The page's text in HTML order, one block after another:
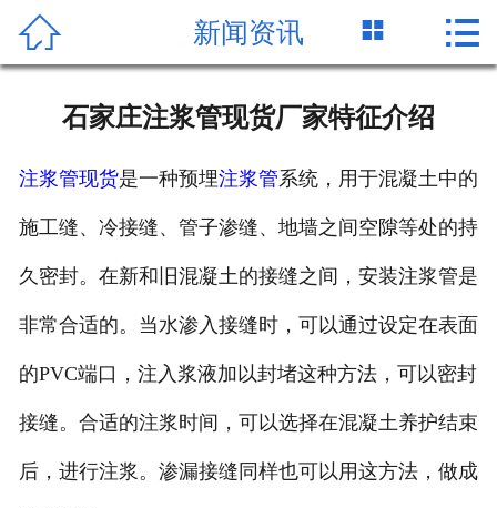
 首页
客户案例
在线留言
联系我们
 新闻资讯  
石家庄注浆管现货厂家特征介绍
注浆管现货是一种预埋注浆管系统，用于混凝土中的
施工缝、冷接缝、管子渗缝、地墙之间空隙等处的持
久密封。在新和旧混凝土的接缝之间，安装注浆管是
非常合适的。当水渗入接缝时，可以通过设定在表面
的PVC端口，注入浆液加以封堵这种方法，可以密封
接缝。合适的注浆时间，可以选择在混凝土养护结束
后，进行注浆。渗漏接缝同样也可以用这方法，做成